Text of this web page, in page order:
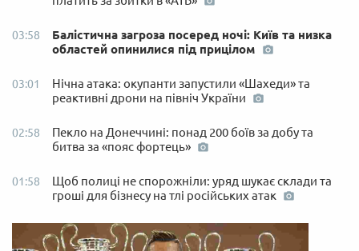
03:58
Балістична загроза посеред ночі: Київ та низка
областей опинилися під прицілом
03:01
Нічна атака: окупанти запустили «Шахеди» та
реактивні дрони на північ України
02:58
Пекло на Донеччині: понад 200 боїв за добу та
битва за «пояс фортець»
01:58
Щоб полиці не спорожніли: уряд шукає склади та
гроші для бізнесу на тлі російських атак